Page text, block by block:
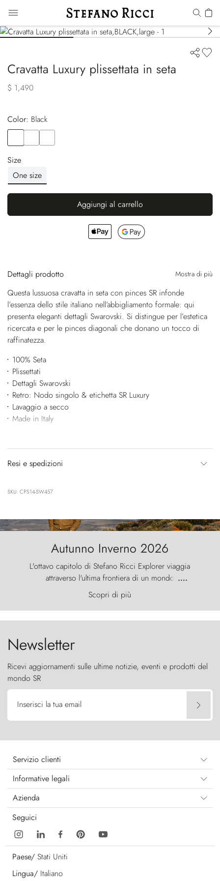
Cravatta Luxury plissettata in seta
$ 1,490
Color:
black
Size
One size
Aggiungi al carrello
Dettagli prodotto Mostra di più
Questa lussuosa cravatta in seta con pinces SR infonde
l’essenza dello stile italiano nell’abbigliamento formale: qui
presenta eleganti dettagli Swarovski. Si distingue per l’estetica
ricercata e per le pinces diagonali che donano un tocco di
raffinatezza.
100% Seta
Plissettati
Dettagli Swarovski
Retro: Nodo singolo & etichetta SR Luxury
Lavaggio a secco
Made in Italy
Resi e spedizioni
SKU: CPS14-SW457
Autunno Inverno 2026
L'ottavo capitolo di Stefano Ricci Explorer viaggia
attraverso l'ultima frontiera di un mondo
primordiale, dove il vento scolpisce la natura con
furia ancestrale e le Torres del Paine sfidano il
cielo come sentinelle di pietra.
....
Scopri di più
Newsletter
Ricevi aggiornamenti sulle ultime notizie, eventi e prodotti del
mondo SR
Inserisci la tua email
Servizio clienti
Informative legali
Azienda
Seguici
Paese/ Stati Uniti
Lingua/ Italiano